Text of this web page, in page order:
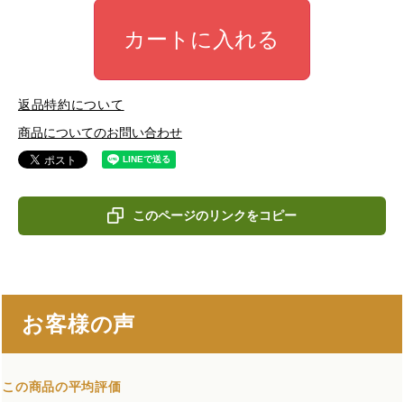
カートに入れる
返品特約について
商品についてのお問い合わせ
このページのリンクをコピー
お客様の声